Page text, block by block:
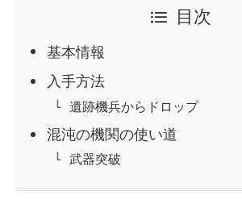
目次
基本情報
入手方法
遺跡機兵からドロップ
混沌の機関の使い道
武器突破